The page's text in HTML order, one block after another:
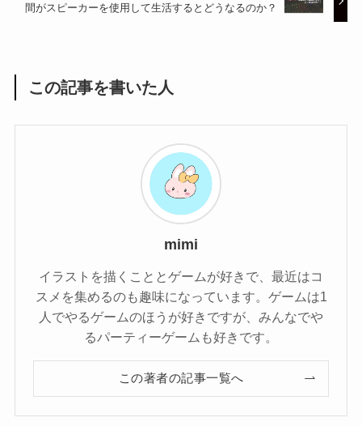
間がスピーカーを使用して生活するとどうなるのか？
この記事を書いた人
mimi
イラストを描くこととゲームが好きで、最近はコ
スメを集めるのも趣味になっています。ゲームは1
人でやるゲームのほうが好きですが、みんなでや
るパーティーゲームも好きです。
この著者の記事一覧へ